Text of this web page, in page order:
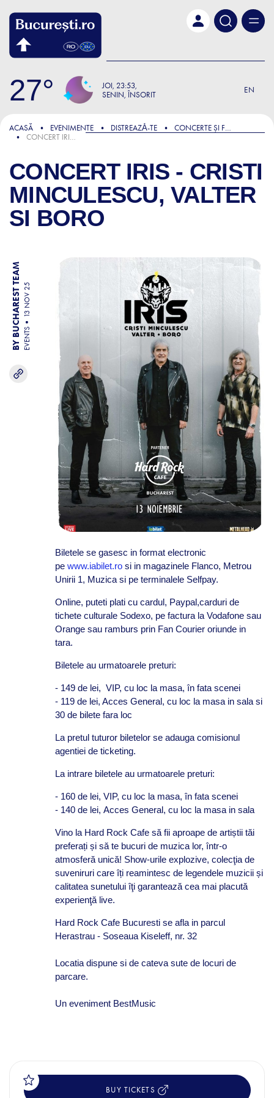
27 JOI 23:53
SENIN, ÎNSORIT
EN
ACASĂ EVENIMENTE DISTREAZǍ-TE
CONCERTE ȘI FESTIVALURI
CONCERT IRIS - CRISTI MINCULESCU, VALTER SI BORO
CONCERT IRIS - CRISTI
MINCULESCU, VALTER
SI BORO
BY BUCHAREST TEAM EVENTS
13 NOV 25
Biletele se gasesc in format electronic
pe www.iabilet.rosi in magazinele Flanco, Metrou
Unirii 1, Muzica si pe terminalele Selfpay.
Online, puteti plati cu cardul, Paypal,carduri de
tichete culturale Sodexo, pe factura la Vodafone sau
Orange sau ramburs prin Fan Courier oriunde in
tara.
Biletele au urmatoarele preturi:
- 149 de lei, VIP, cu loc la masa, în fata scenei
- 119 de lei, Acces General, cu loc la masa in sala si
30 de bilete fara loc
La pretul tuturor biletelor se adauga comisionul
agentiei de ticketing.
La intrare biletele au urmatoarele preturi:
- 160 de lei, VIP, cu loc la masa, în fata scenei
- 140 de lei, Acces General, cu loc la masa in sala
Vino la Hard Rock Cafe să fii aproape de artiștii tăi
preferați și să te bucuri de muzica lor, într-o
atmosferă unică! Show-urile explozive, colecţia de
suveniruri care îți reamintesc de legendele muzicii și
calitatea sunetului îţi garantează cea mai placută
experienţă live.
Hard Rock Cafe Bucuresti se afla in parcul
Herastrau - Soseaua Kiseleff, nr. 32
Locatia dispune si de cateva sute de locuri de
parcare.
Un eveniment BestMusic
BUY TICKETS